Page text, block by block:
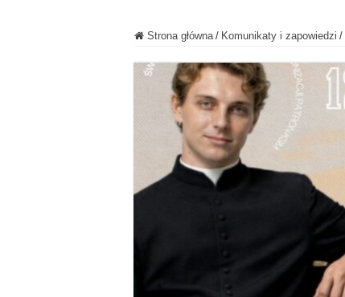
Strona główna / Komunikaty i zapowiedzi /